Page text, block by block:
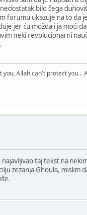
bilo čega
forumu ukazuje na to da
jer ću možda i ja moći
neki revolucionarni
Allah can't protect you...
taj tekst na
zezanja Ghoula, mislim